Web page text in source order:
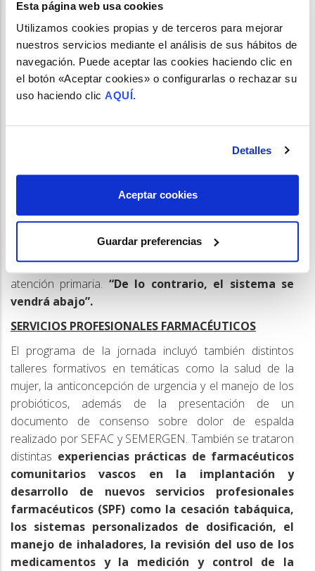
Esta página web usa cookies
Utilizamos cookies propias y de terceros para mejorar
nuestros servicios mediante el análisis de sus hábitos de
navegación. Puede aceptar las cookies haciendo clic en
el botón «Aceptar cookies» o configurarlas o rechazar su
uso haciendo clic AQUÍ.
Detalles
Aceptar cookies
Guardar preferencias
pueda encarar el proceso con garantías, además
de encontrar vías de colaboración con la farmacia
hospitalaria”. “Todos queremos lo mejor para
nuestros pacientes”, apuntó Liceaga, que instó a
buscar soluciones aprovechando las potencialidades
“Hay que tener la mente abierta y estar
. Carrascal recordó el
apelando a la coordinación entre agentes sanitarios
para facilitar el acceso al tratamiento
soluciones fáciles para problemas complejos”,
que busca que el paciente esté diagnosticado y tratado
lo mejor posible, es clave no socavar los cimientos de la
atención primaria. “De lo contrario, el sistema se
vendrá abajo”.
SERVICIOS PROFESIONALES FARMACÉUTICOS
El programa de la jornada incluyó también distintos
talleres formativos en temáticas como la salud de la
mujer, la anticoncepción de urgencia y el manejo de los
probióticos, además de la presentación de un
documento de consenso sobre dolor de espalda
realizado por SEFAC y SEMERGEN. También se trataron
distintas experiencias prácticas de farmacéuticos
comunitarios vascos en la implantación y
desarrollo de nuevos servicios profesionales
farmacéuticos (SPF) como la cesación tabáquica,
los sistemas personalizados de dosificación, el
manejo de inhaladores, la revisión del uso de los
medicamentos y la medición y control de la